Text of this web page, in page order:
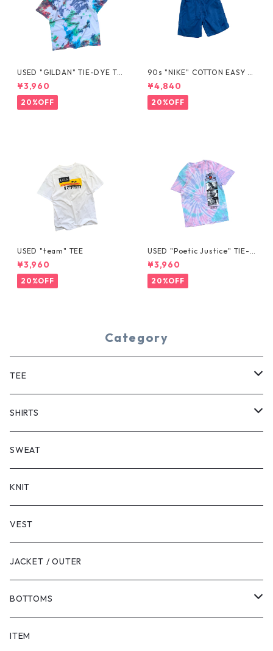
USED "GILDAN" TIE-DYE TE
E
¥3,960
20%OFF
90s "NIKE" COTTON EASY S
HORTS
¥4,840
20%OFF
USED "team" TEE
¥3,960
20%OFF
USED "Poetic Justice" TIE-D
YE TEE
¥3,960
20%OFF
Category
TEE
SHORT SLEEVE
LONG SLEEVE
SHIRTS
SHORT SLEEVE
LONG SLEEVE
SWEAT
KNIT
VEST
JACKET / OUTER
BOTTOMS
SHORTS
ITEM